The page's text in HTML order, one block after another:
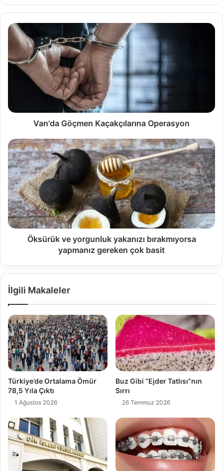
Van'da Göçmen Kaçakçılarına Operasyon
Öksürük ve yorgunluk yakanızı bırakmıyorsa
yapmanız gereken çok basit
İlgili Makaleler
Türkiye’de Ortalama Ömür
78,5 Yıla Çıktı
1 Ağustos 2026
Buz Gibi “Ejder Tatlısı”nın
Sırrı
26 Temmuz 2026